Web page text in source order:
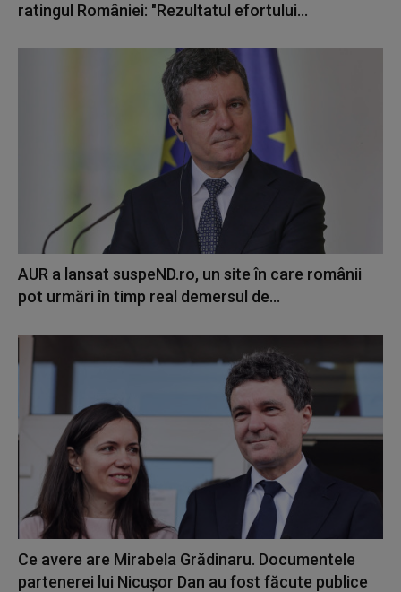
ratingul României: "Rezultatul efortului...
AUR a lansat suspeND.ro, un site în care românii
pot urmări în timp real demersul de...
Ce avere are Mirabela Grădinaru. Documentele
partenerei lui Nicușor Dan au fost făcute publice